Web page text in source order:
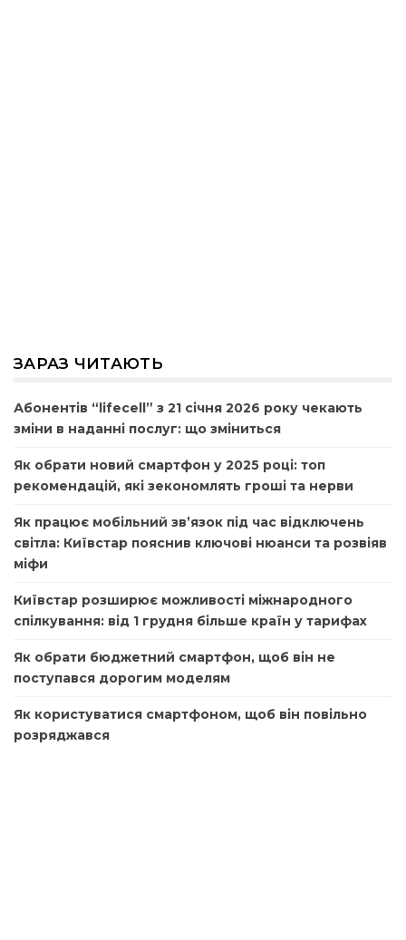
ЗАРАЗ ЧИТАЮТЬ
Абонентів “lifecell” з 21 січня 2026 року чекають
зміни в наданні послуг: що зміниться
Як обрати новий смартфон у 2025 році: топ
рекомендацій, які зекономлять гроші та нерви
Як працює мобільний зв’язок під час відключень
світла: Київстар пояснив ключові нюанси та розвіяв
міфи
Київстар розширює можливості міжнародного
спілкування: від 1 грудня більше країн у тарифах
Як обрати бюджетний смартфон, щоб він не
поступався дорогим моделям
Як користуватися смартфоном, щоб він повільно
розряджався